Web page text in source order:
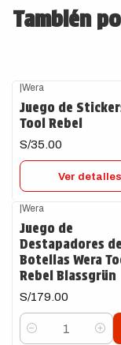
También
|Wera
Juego de
Tool Rebel
S/35.00
Ver detalles
|Wera
Juego de
Destapadores de
Botellas Wera
Rebel Blassgrün
S/179.00
Cantidad